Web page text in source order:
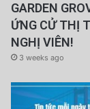
GARDEN
ỨNG CỬ THỊ
NGHỊ VIÊN!
3 weeks ago